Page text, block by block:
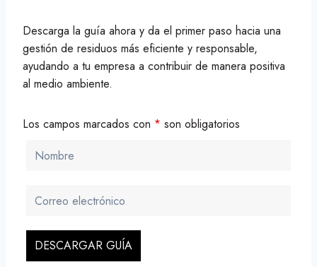
Descarga la guía ahora y da el primer paso hacia una
gestión de residuos más eficiente y responsable,
ayudando a tu empresa a contribuir de manera positiva
al medio ambiente.
Los campos marcados con * son obligatorios